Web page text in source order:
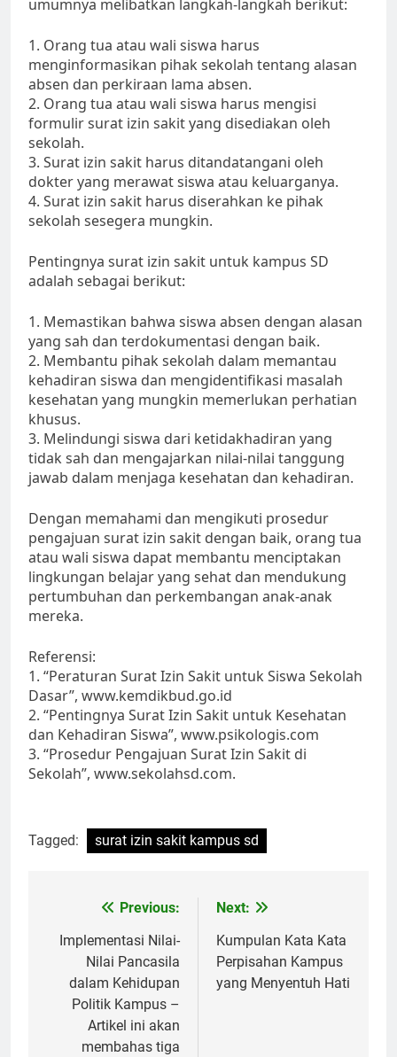
umumnya melibatkan langkah-langkah berikut:
1. Orang tua atau wali siswa harus
menginformasikan pihak sekolah tentang alasan
absen dan perkiraan lama absen.
2. Orang tua atau wali siswa harus mengisi
formulir surat izin sakit yang disediakan oleh
sekolah.
3. Surat izin sakit harus ditandatangani oleh
dokter yang merawat siswa atau keluarganya.
4. Surat izin sakit harus diserahkan ke pihak
sekolah sesegera mungkin.
Pentingnya surat izin sakit untuk kampus SD
adalah sebagai berikut:
1. Memastikan bahwa siswa absen dengan alasan
yang sah dan terdokumentasi dengan baik.
2. Membantu pihak sekolah dalam memantau
kehadiran siswa dan mengidentifikasi masalah
kesehatan yang mungkin memerlukan perhatian
khusus.
3. Melindungi siswa dari ketidakhadiran yang
tidak sah dan mengajarkan nilai-nilai tanggung
jawab dalam menjaga kesehatan dan kehadiran.
Dengan memahami dan mengikuti prosedur
pengajuan surat izin sakit dengan baik, orang tua
atau wali siswa dapat membantu menciptakan
lingkungan belajar yang sehat dan mendukung
pertumbuhan dan perkembangan anak-anak
mereka.
Referensi:
1. “Peraturan Surat Izin Sakit untuk Siswa Sekolah
Dasar”, www.kemdikbud.go.id
2. “Pentingnya Surat Izin Sakit untuk Kesehatan
dan Kehadiran Siswa”, www.psikologis.com
3. “Prosedur Pengajuan Surat Izin Sakit di
Sekolah”, www.sekolahsd.com.
Tagged: surat izin sakit kampus sd
navigation
Previous:
Implementasi Nilai-
Nilai Pancasila
dalam Kehidupan
Politik Kampus –
Artikel ini akan
membahas tiga
Next:
Kumpulan Kata Kata
Perpisahan Kampus
yang Menyentuh Hati